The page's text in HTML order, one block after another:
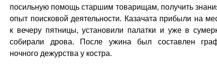
посильную помощь старшим товарищам, получить
опыт поисковой деятельности. Казачата прибыли на
к вечеру пятницы, установили палатки и уже в
собирали дрова. После ужина был составлен
ночного дежурства у костра.